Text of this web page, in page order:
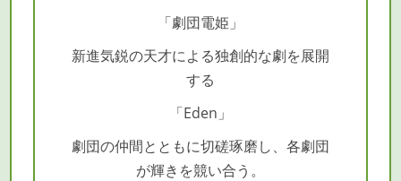
「劇団電姫」
新進気鋭の天才による独創的な劇を展開
する
「Eden」
劇団の仲間とともに切磋琢磨し、各劇団
が輝きを競い合う。